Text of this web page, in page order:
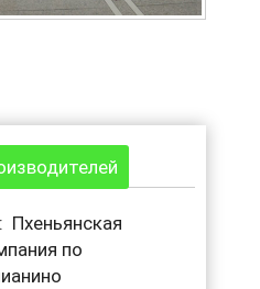
Пхеньянская
по